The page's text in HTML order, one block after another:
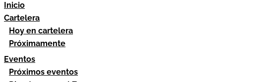
Inicio
Cartelera
Hoy en cartelera
Próximamente
Eventos
Próximos eventos